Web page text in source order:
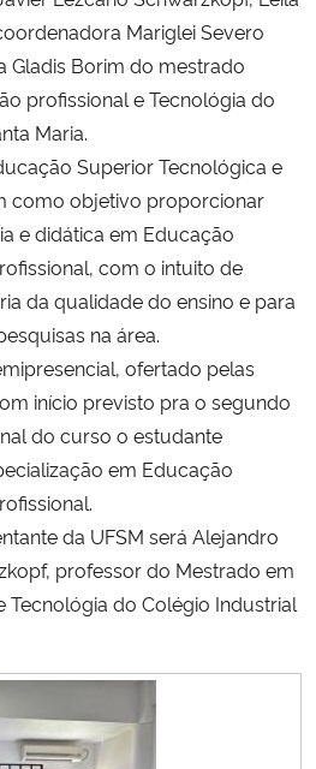
Mariglei Severo
Gladis Borim do mestrado
profissional e Tecnológia do
Maria.
Superior Tecnológica e
como objetivo proporcionar
e didática em Educação
com o intuito de
da qualidade do ensino e para
na área.
ofertado pelas
início previsto pra o segundo
do curso o estudante
em Educação
da UFSM será Alejandro
professor do Mestrado em
Tecnológia do Colégio Industrial